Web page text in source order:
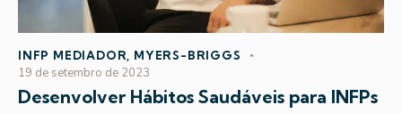
INFP MEDIADOR MYERS-BRIGGS
19 de setembro de 2023
Desenvolver Hábitos Saudáveis para INFPs